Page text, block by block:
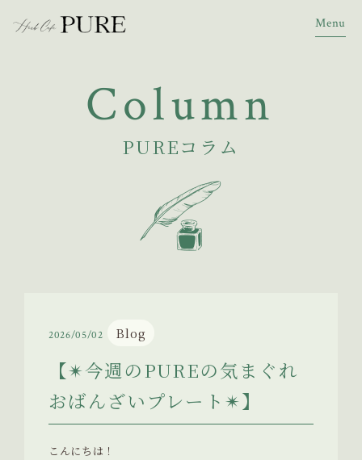
Menu
Column
PUREコラム
2026/05/02 Blog
【✴︎今週のPUREの気まぐれ
おばんざいプレート✴︎】
こんにちは！